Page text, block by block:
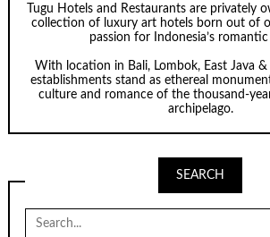
Tugu Hotels and Restaurants are privately
collection of luxury art hotels born out of
passion for Indonesia’s
With location in Bali, Lombok, East Java
establishments stand as ethereal
culture and romance of the thousand-
archipelago.
SEARCH
Search
for: